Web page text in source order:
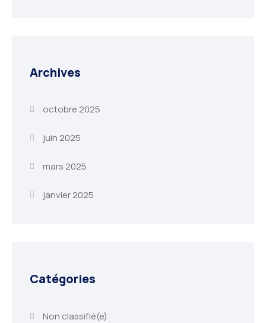
Archives
octobre 2025
juin 2025
mars 2025
janvier 2025
Catégories
Non classifié(e)